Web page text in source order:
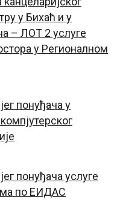
у Бихаћ и у
– ЛОТ 2 услуге
у Регионалном
понуђача у
понуђача услуге
по ЕИДАС